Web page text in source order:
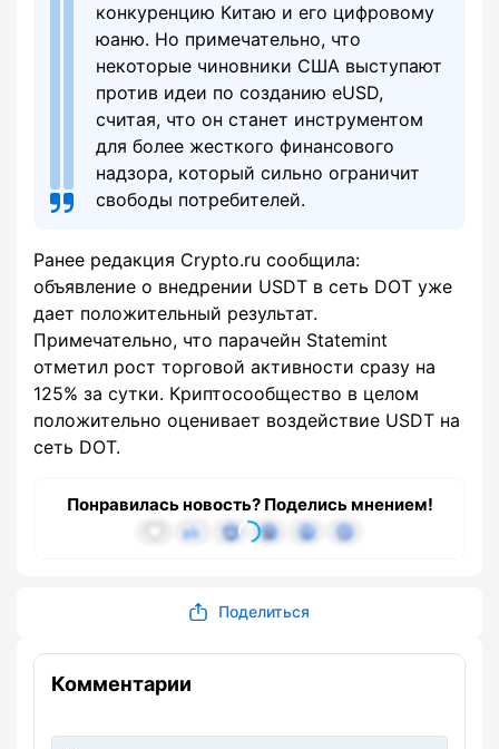
конкуренцию Китаю и его цифровому
юаню. Но примечательно, что
некоторые чиновники США выступают
против идеи по созданию eUSD,
считая, что он станет инструментом
для более жесткого финансового
надзора, который сильно ограничит
свободы потребителей.
Ранее редакция Crypto.ru сообщила:
объявление о внедрении USDT в сеть DOT уже
дает положительный результат.
Примечательно, что парачейн Statemint
отметил рост торговой активности сразу на
125% за сутки. Криптосообщество в целом
положительно оценивает воздействие USDT на
сеть DOT.
Понравилась новость? Поделись мнением!
Поделиться
Комментарии